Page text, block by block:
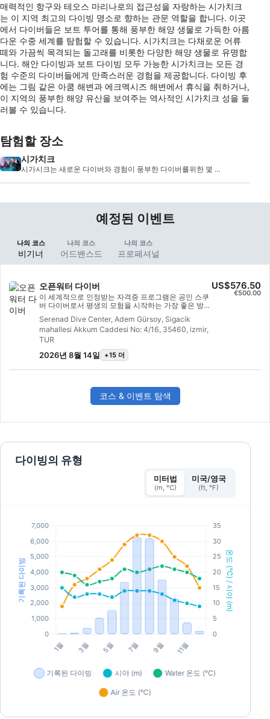
매력적인 항구와 테오스 마리나로의 접근성을 자랑하는 시가치크
는 이 지역 최고의 다이빙 명소로 향하는 관문 역할을 합니다. 이곳
에서 다이버들은 보트 투어를 통해 풍부한 해양 생물로 가득한 아름
다운 수중 세계를 탐험할 수 있습니다. 시가치크는 다채로운 어류
떼와 가끔씩 목격되는 돌고래를 비롯한 다양한 해양 생물로 유명합
니다. 해안 다이빙과 보트 다이빙 모두 가능한 시가치크는 모든 경
험 수준의 다이버들에게 만족스러운 경험을 제공합니다. 다이빙 후
에는 그림 같은 아쿰 해변과 에크멕시즈 해변에서 휴식을 취하거나,
이 지역의 풍부한 해양 유산을 보여주는 역사적인 시가치크 성을 둘
러볼 수 있습니다.
탐험할 장소
시가치크
시가시크는 새로운 다이버와 경험이 풍부한 다이버를위한 몇 가
예정된 이벤트
나의 코스
비기너
나의 코스
어드밴스드
나의 코스
프로페셔널
오픈워터 다이버
이 세계적으로 인정받는 자격증 프로그램은 공인 스쿠
버 다이버로서 평생의 모험을 시작하는 가장 좋은 방법
서 진정으로 편안함을 느낄 수 있도록 필요한 기술과
경험을 습득할 수 있습니다. 이러한 단계를 따르면 SSI
오픈 워터 다이버 자격증을 취득하게 됩니다.
Serenad Dive Center, Adem Gürsoy, Sigacik
mahallesi Akkum Caddesi No: 4/16, 35460, izmir,
TUR
2026년 8월 14일 +15 더
US$576.50
€500.00
코스 & 이벤트 탐색
다이빙의 유형
미터법
(m, °C)
미국/영국
(ft, °F)